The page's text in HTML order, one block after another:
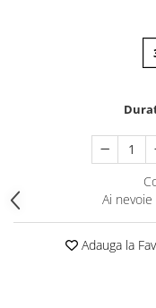
Ai
Adauga la